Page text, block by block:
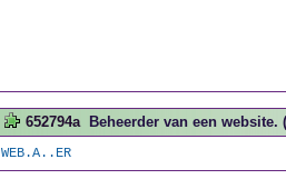
652794a Beheerder van een website.
WEB.A..ER